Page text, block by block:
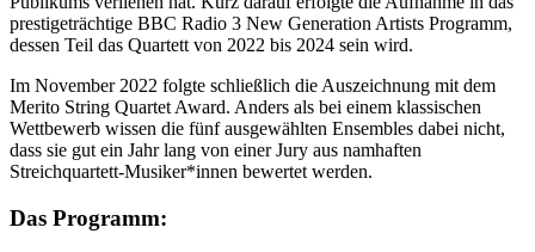
prestigeträchtige BBC Radio 3 New Generation Artists Programm,
dessen Teil das Quartett von 2022 bis 2024 sein wird.
Im November 2022 folgte schließlich die Auszeichnung mit dem
Merito String Quartet Award. Anders als bei einem klassischen
Wettbewerb wissen die fünf ausgewählten Ensembles dabei nicht,
dass sie gut ein Jahr lang von einer Jury aus namhaften
Streichquartett-Musiker*innen bewertet werden.
Das Programm: